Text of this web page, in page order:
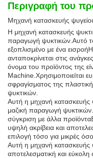
Περιγραφή του
Μηχανή κατασκευής
Η μηχανή κατασκευής
παραγωγή ψυκτικών.Αυτό
εξοπλισμένο με ένα
ανταποκρίνεται στις
όνομα του προϊόντος της
Machine.Χρησιμοποιείται
σφραγίσματος της
ψυκτικών.
Αυτή η μηχανή κατασκευής
μαζική παραγωγή
σύγκριση με άλλα
υψηλή ακρίβεια και
επιλογή τόσο για μικρές όσο
Αυτή η μηχανή κατασκευής
αποτελεσματική και εύκολη